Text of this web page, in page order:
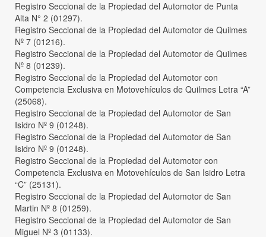
Registro Seccional de la Propiedad del Automotor de Punta
Alta N° 2 (01297).
Registro Seccional de la Propiedad del Automotor de Quilmes
Nº 7 (01216).
Registro Seccional de la Propiedad del Automotor de Quilmes
Nº 8 (01239).
Registro Seccional de la Propiedad del Automotor con
Competencia Exclusiva en Motovehículos de Quilmes Letra “A”
(25068).
Registro Seccional de la Propiedad del Automotor de San
Isidro Nº 9 (01248).
Registro Seccional de la Propiedad del Automotor de San
Isidro Nº 9 (01248).
Registro Seccional de la Propiedad del Automotor con
Competencia Exclusiva en Motovehículos de San Isidro Letra
“C” (25131).
Registro Seccional de la Propiedad del Automotor de San
Martin Nº 8 (01259).
Registro Seccional de la Propiedad del Automotor de San
Miguel Nº 3 (01133).